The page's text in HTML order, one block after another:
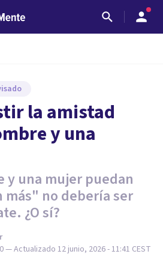
la amistad
y una
y una mujer puedan
más" no debería ser
¿O sí?
— Actualizado 12 junio, 2026 - 11:41 CEST